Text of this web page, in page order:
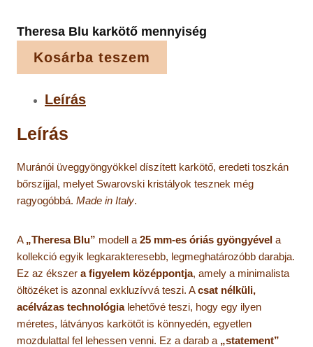
Theresa Blu karkötő mennyiség
Kosárba teszem
Leírás
Leírás
Muránói üveggyöngyökkel díszített karkötő, eredeti toszkán
bőrszíjjal, melyet Swarovski kristályok tesznek még
ragyogóbbá. Made in Italy.
A „Theresa Blu” modell a 25 mm-es óriás gyöngyével a
kollekció egyik legkarakteresebb, legmeghatározóbb darabja.
Ez az ékszer a figyelem középpontja, amely a minimalista
öltözéket is azonnal exkluzívvá teszi. Acsat nélküli,
acélvázas technológialehetővé teszi, hogy egy ilyen
méretes, látványos karkötőt is könnyedén, egyetlen
mozdulattal fel lehessen venni. Ez a darab a „statement”